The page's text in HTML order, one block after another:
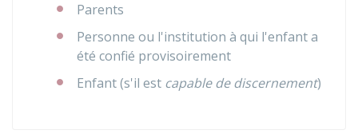
Parents
Personne ou l'institution à qui l'enfant a
été confié provisoirement
Enfant (s'il est capable de discernement)